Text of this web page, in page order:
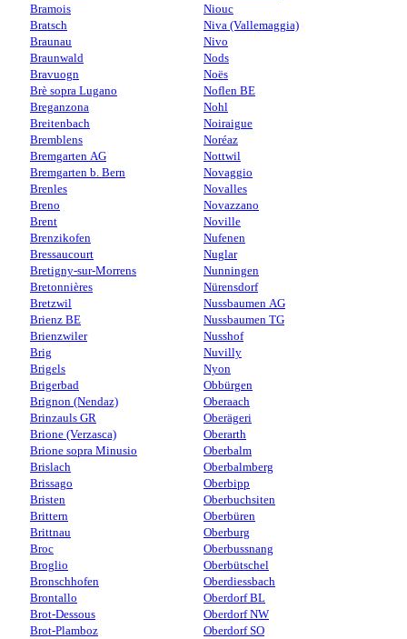
Bramois
Bratsch
Braunau
Braunwald
Bravuogn
Brè sopra Lugano
Breganzona
Breitenbach
Bremblens
Bremgarten AG
Bremgarten b. Bern
Brenles
Breno
Brent
Brenzikofen
Bressaucourt
Bretigny-sur-Morrens
Bretonnières
Bretzwil
Brienz BE
Brienzwiler
Brig
Brigels
Brigerbad
Brignon (Nendaz)
Brinzauls GR
Brione (Verzasca)
Brione sopra Minusio
Brislach
Brissago
Bristen
Brittern
Brittnau
Broc
Broglio
Bronschhofen
Brontallo
Brot-Dessous
Brot-Plamboz
Niouc
Niva (Vallemaggia)
Nivo
Nods
Noës
Noflen BE
Nohl
Noiraigue
Noréaz
Nottwil
Novaggio
Novalles
Novazzano
Noville
Nufenen
Nuglar
Nunningen
Nürensdorf
Nussbaumen AG
Nussbaumen TG
Nusshof
Nuvilly
Nyon
Obbürgen
Oberaach
Oberägeri
Oberarth
Oberbalm
Oberbalmberg
Oberbipp
Oberbuchsiten
Oberbüren
Oberburg
Oberbussnang
Oberbütschel
Oberdiessbach
Oberdorf BL
Oberdorf NW
Oberdorf SO